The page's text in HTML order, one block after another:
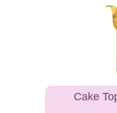
Cake